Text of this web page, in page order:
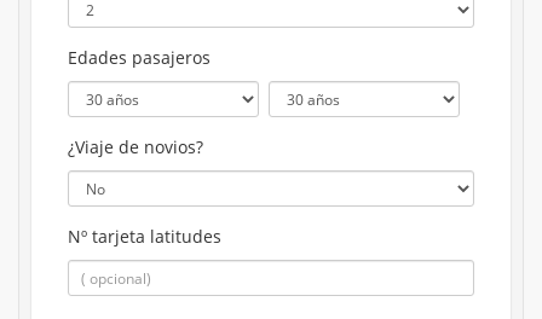
Edades pasajeros
¿Viaje de novios?
Nº tarjeta latitudes